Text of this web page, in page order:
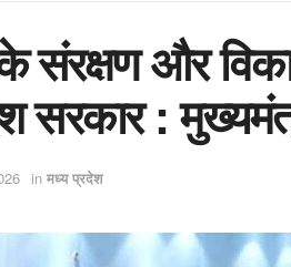
संरक्षण और
सरकार :
in मध्य प्रदेश